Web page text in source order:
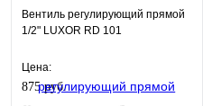
Вентиль регулирующий прямой
1/2" LUXOR RD 101
Цена:
875 руб.